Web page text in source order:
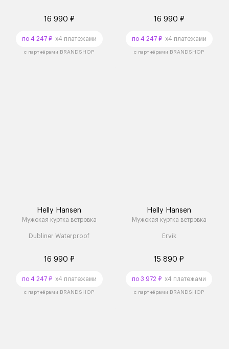
16 990 ₽
по 4 247 ₽x4 платежами
с партнёрами BRANDSHOP
16 990 ₽
по 4 247 ₽x4 платежами
с партнёрами BRANDSHOP
Helly Hansen
Мужская куртка ветровка
Dubliner Waterproof
16 990 ₽
по 4 247 ₽x4 платежами
с партнёрами BRANDSHOP
Helly Hansen
Мужская куртка ветровка
Ervik
15 890 ₽
по 3 972 ₽ x4 платежами
с партнёрами BRANDSHOP